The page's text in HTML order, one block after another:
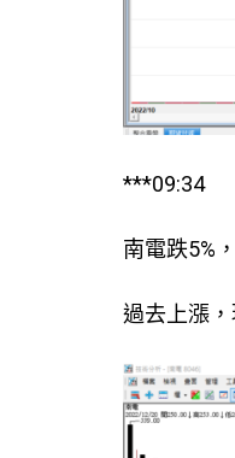
***09:34
南電跌5%
過去上漲